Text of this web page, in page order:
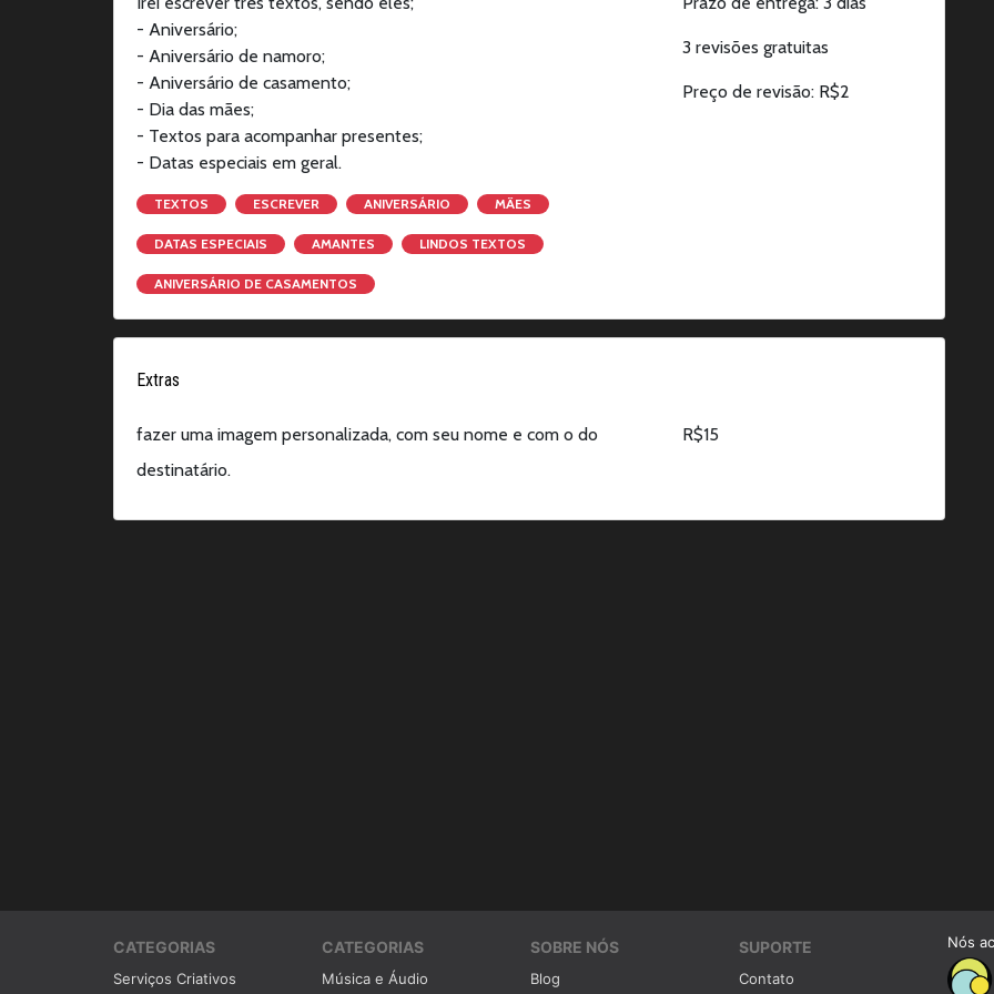
- Aniversário;
- Aniversário de namoro;
- Aniversário de casamento;
- Dia das mães;
- Textos para acompanhar presentes;
- Datas especiais em geral.
TEXTOS ESCREVER ANIVERSÁRIO MÃES
DATAS ESPECIAIS AMANTES LINDOS TEXTOS
ANIVERSÁRIO DE CASAMENTOS
3 revisões gratuitas
Preço de revisão: R$2
Extras
fazer uma imagem personalizada, com seu nome e com o do
destinatário.
R$15
CATEGORIAS
Serviços Criativos
CATEGORIAS
Música e Áudio
SOBRE NÓS
Blog
SUPORTE
Contato
Nós